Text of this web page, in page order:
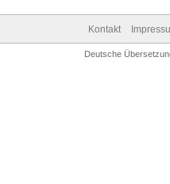
Kontakt
Deutsche